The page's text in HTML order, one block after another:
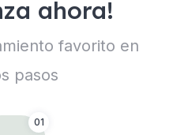
ahora!
favorito en
pasos
01